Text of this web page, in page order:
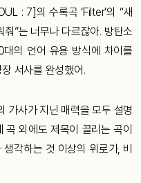
: 7]의 수록곡 ‘Filter’의 “새
”는 너무나 다르잖아. 방탄소
의 언어 유용 방식에 차이를
서사를 완성했어.
가사가 지닌 매력을 모두 설명
곡 외에도 제목이 끌리는 곡이
각하는 것 이상의 위로가, 비